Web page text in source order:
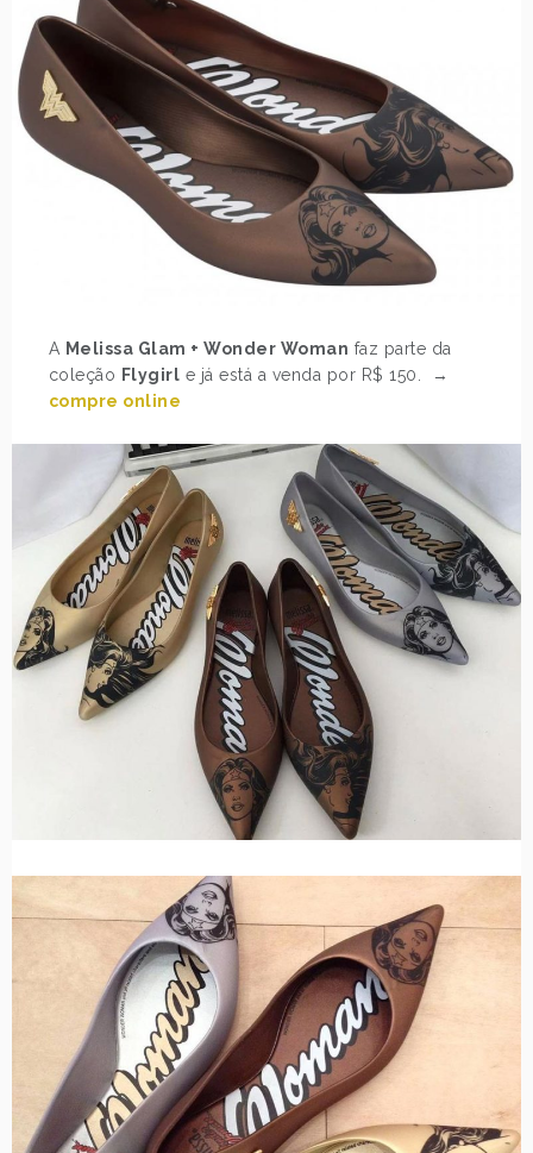
A Melissa Glam + Wonder Woman faz parte da
coleção Flygirl e já está a venda por R$ 150. →
compre online